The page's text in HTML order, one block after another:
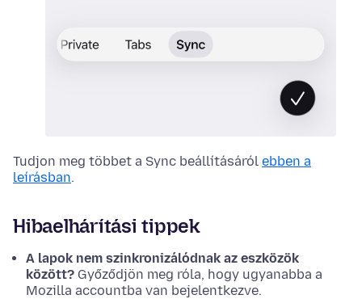
Tudjon meg többet a Sync beállításáról ebben a
leírásban.
Hibaelhárítási tippek
A lapok nem szinkronizálódnak az eszközök
között? Győződjön meg róla, hogy ugyanabba a
Mozilla accountba van bejelentkezve.